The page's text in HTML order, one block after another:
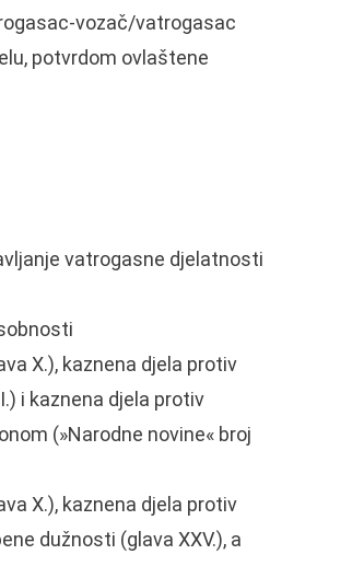
vozač/vatrogasac
potvrdom ovlaštene
vatrogasne djelatnosti
X.), kaznena djela protiv
i kaznena djela protiv
(»Narodne novine« broj
X.), kaznena djela protiv
dužnosti (glava XXV.), a